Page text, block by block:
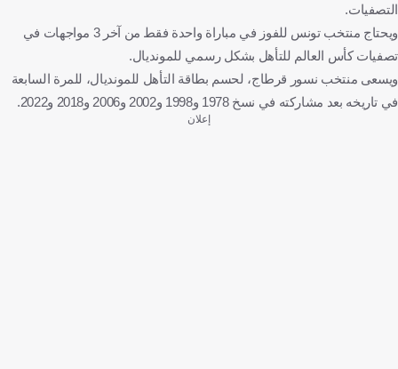
التصفيات.
ويحتاج منتخب تونس للفوز في مباراة واحدة فقط من آخر 3 مواجهات في
تصفيات كأس العالم للتأهل بشكل رسمي للمونديال.
ويسعى منتخب نسور قرطاج، لحسم بطاقة التأهل للمونديال، للمرة السابعة
في تاريخه بعد مشاركته في نسخ 1978 و1998 و2002 و2006 و2018 و2022.
إعلان